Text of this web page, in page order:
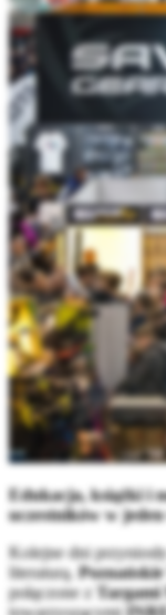
Edukacja, książki i
uczestników w
Kolejne dni
literaturą.
połączone z